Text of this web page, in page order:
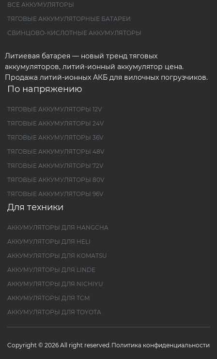
ВСЕ АККУМУЛЯТОРЫ
ТЯГОВЫЕ АККУМУЛЯТОРНЫЕ БАТАРЕИ
СВИНЦОВО-КИСЛОТНЫЕ АККУМУЛЯТОРЫ
Литиевая батарея — новый тренд тяговых
аккумуляторов, литий-ионный аккумулятор цена.
Продажа литий-ионных АКБ для вилочных погрузчиков.
По напряжению
ТЯГОВЫЕ АККУМУЛЯТОРЫ 12V
ТЯГОВЫЕ АККУМУЛЯТОРЫ 24V
ТЯГОВЫЕ АККУМУЛЯТОРЫ 36V
ТЯГОВЫЕ АККУМУЛЯТОРЫ 48V
ТЯГОВЫЕ АККУМУЛЯТОРЫ 72V
ТЯГОВЫЕ АККУМУЛЯТОРЫ 80V
ТЯГОВЫЕ АККУМУЛЯТОРЫ 96V
Для техники
АККУМУЛЯТОРЫ ДЛЯ HANGCHA
АККУМУЛЯТОРЫ ДЛЯ HELI
АККУМУЛЯТОРЫ ДЛЯ KOMATSU
АККУМУЛЯТОРЫ ДЛЯ LINDE
АККУМУЛЯТОРЫ ДЛЯ NICHIYU
АККУМУЛЯТОРЫ ДЛЯ TCM
АККУМУЛЯТОРЫ ДЛЯ TOYOTA
Copyright © 2026 All right reserved. Политика конфиденциальности